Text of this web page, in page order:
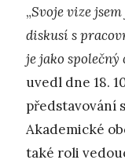
„Svoje vize
diskusí s
je jako
uvedl dne 18.
představování
Akademické
také roli